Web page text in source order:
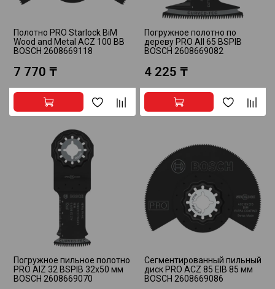
Полотно PRO Starlock BiM
Wood and Metal ACZ 100 BB
BOSCH 2608669118
7 770 ₸
Погружное полотно по
дереву PRO AII 65 BSPIB
BOSCH 2608669082
4 225 ₸
Погружное пильное полотно
PRO AIZ 32 BSPIB 32х50 мм
BOSCH 2608669070
Сегментированный пильный
диск PRO ACZ 85 EIB 85 мм
BOSCH 2608669086